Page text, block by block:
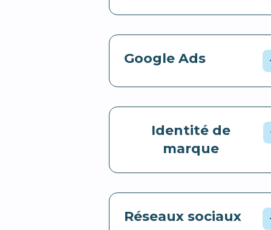
Google Ads
Identité de
marque
Réseaux sociaux